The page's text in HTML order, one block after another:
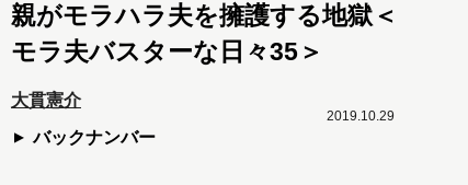
親がモラハラ夫を擁護する地獄＜
モラ夫バスターな日々35＞
大貫憲介
バックナンバー
2019.10.29